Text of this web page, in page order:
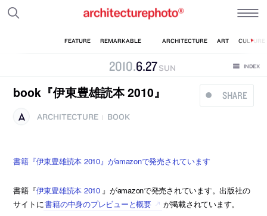
2010.6.27 SUN
SHARE
book『伊東豊雄読本 2010』
ARCHITECTURE BOOK
書籍『伊東豊雄読本 2010』がamazonで発売されています
書籍『伊東豊雄読本 2010 』がamazonで発売されています。出版社の
サイトに書籍の中身のプレビューと概要 が掲載されています。